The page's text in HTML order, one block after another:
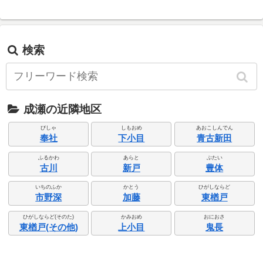
検索
成瀬の近隣地区
びしゃ
奉社
しもおめ
下小目
あおこしんでん
青古新田
ふるかわ
古川
あらと
新戸
ぶたい
豊体
いちのふか
市野深
かとう
加藤
ひがしならど
東楢戸
ひがしならど(そのた)
東楢戸(その他)
かみおめ
上小目
おにおさ
鬼長